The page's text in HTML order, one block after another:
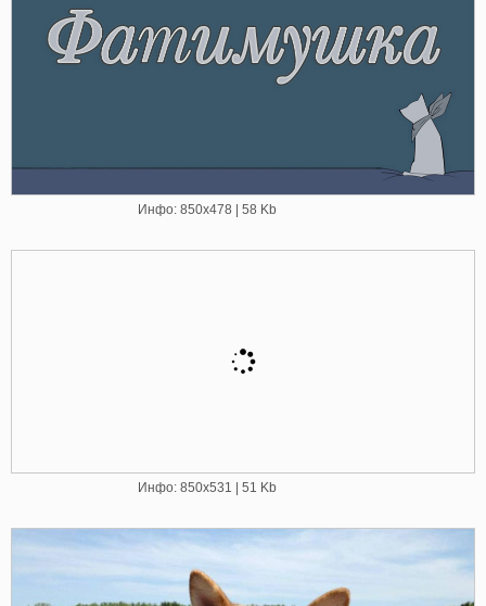
Инфо: 850х478 | 58 Kb
Инфо: 850х531 | 51 Kb